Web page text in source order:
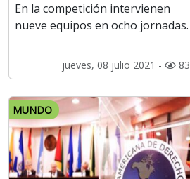
En la competición intervienen
nueve equipos en ocho jornadas.
jueves, 08 julio 2021 - 83
MUNDO